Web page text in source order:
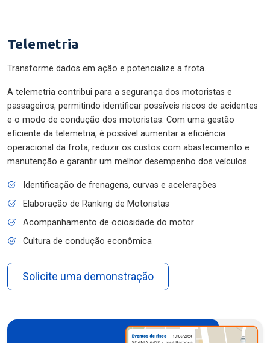
Telemetria
Transforme dados em ação e potencialize a frota.
A telemetria contribui para a segurança dos motoristas e
passageiros, permitindo identificar possíveis riscos de acidentes
e o modo de condução dos motoristas. Com uma gestão
eficiente da telemetria, é possível aumentar a eficiência
operacional da frota, reduzir os custos com abastecimento e
manutenção e garantir um melhor desempenho dos veículos.
Identificação de frenagens, curvas e acelerações
Elaboração de Ranking de Motoristas
Acompanhamento de ociosidade do motor
Cultura de condução econômica
Solicite uma demonstração